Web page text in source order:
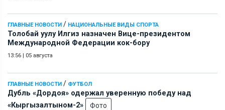
ГЛАВНЫЕ НОВОСТИ / НАЦИОНАЛЬНЫЕ ВИДЫ СПОРТА
Толобай уулу Илгиз назначен Вице-президентом
Международной Федерации кок-бору
13:56 | 05 августа
ГЛАВНЫЕ НОВОСТИ / ФУТБОЛ
Дубль «Дордоя» одержал уверенную победу над
«Кыргызалтыном-2»
Фото